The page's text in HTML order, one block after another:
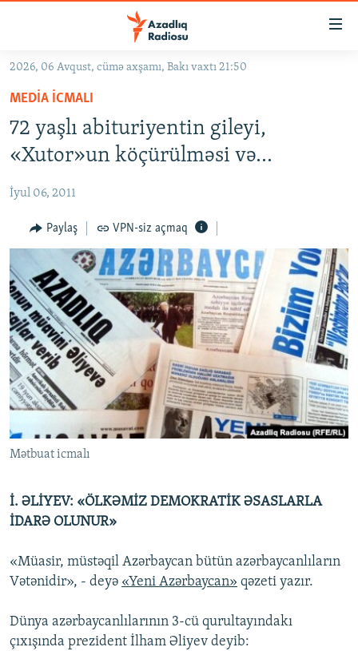
Əsas
qayıt
Əsas
naviqasiyaya
qayıt
Axtarışa
keç
GÜNDƏM
KORRUPSIOMETR
FƏRQƏ BAX
QANUNI DOĞRU
ARAŞDIRMA
MULTIMEDIA
VIDEO
FOTOQALEREYA
İNFOQRAFIKA
KARIKATURA
RADIO ARXIV
OXU ZALI
AZƏRBAYCAN ƏDƏBIYYATI KITABXANASI
İSLAM VƏ DEMOKRATIYA
İZ - MƏDƏNIYYƏT PROQRAMI
HAQQIMIZDA
MISSIYAMIZ
PEŞƏ ETIKASI VƏ JURNALISTIKA STANDARTLARIMIZ
MATERIALLARIMIZDAN ISTIFADƏ
AZADLIQRADIOSU MOBIL TELEFONUNUZDA
XƏBƏR BÜLLETENLƏRIMIZ
BIZI IZLƏ
RFE/RL-in bütün saytları
2026, 06 Avqust, cümə axşamı, Bakı vaxtı 21:50
MEDIA ICMALI
72 yaşlı abituriyentin gileyi,
«Xutor»un köçürülməsi və...
İyul 06, 2011
Paylaş VPN-siz açmaq
Mətbuat icmalı
İ. ƏLİYEV: «ÖLKƏMİZ DEMOKRATİK ƏSASLARLA
İDARƏ OLUNUR»
«Müasir, müstəqil Azərbaycan bütün azərbaycanlıların
Vətənidir», - deyə «Yeni Azərbaycan» qəzeti yazır.
Dünya azərbaycanlılarının 3-cü qurultayındakı
çıxışında prezident İlham Əliyev deyib: